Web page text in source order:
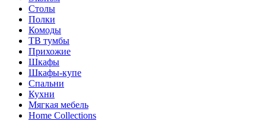
Столы
Полки
Комоды
ТВ тумбы
Прихожие
Шкафы
Шкафы-купе
Спальни
Кухни
Мягкая мебель
Home Collections